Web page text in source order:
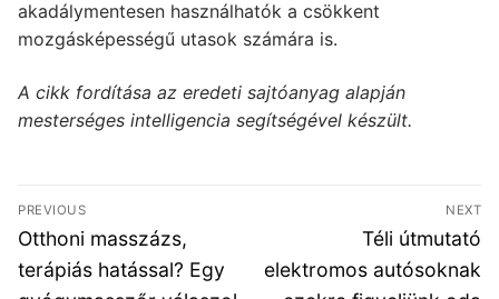
akadálymentesen használhatók a csökkent
mozgásképességű utasok számára is.
A cikk fordítása az eredeti sajtóanyag alapján
mesterséges intelligencia segítségével készült.
Bejegyzés
navigáció
PREVIOUS
Previous
post:
Otthoni masszázs,
terápiás hatással? Egy
NEXT
Next
post:
Téli útmutató
elektromos autósoknak